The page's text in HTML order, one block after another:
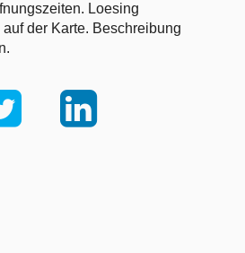
Loesing
der Karte. Beschreibung